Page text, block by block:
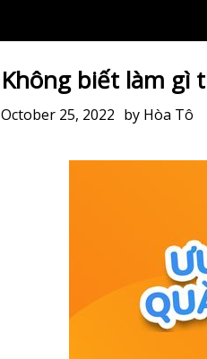
Không biết làm gì
October 25, 2022 by Hòa Tô